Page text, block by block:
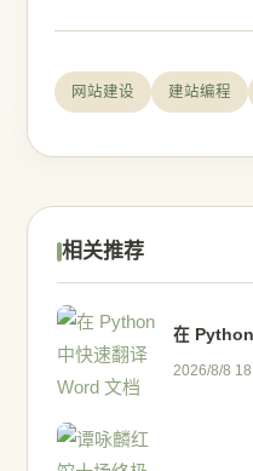
网站建设 建站编程
相关推荐
在
2026/8/8